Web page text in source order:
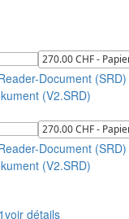
Document (SRD)
(V2.SRD)
Document (SRD)
(V2.SRD)
voir détails